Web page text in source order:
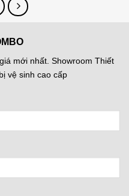
mới nhất. Showroom Thiết
vệ sinh cao cấp